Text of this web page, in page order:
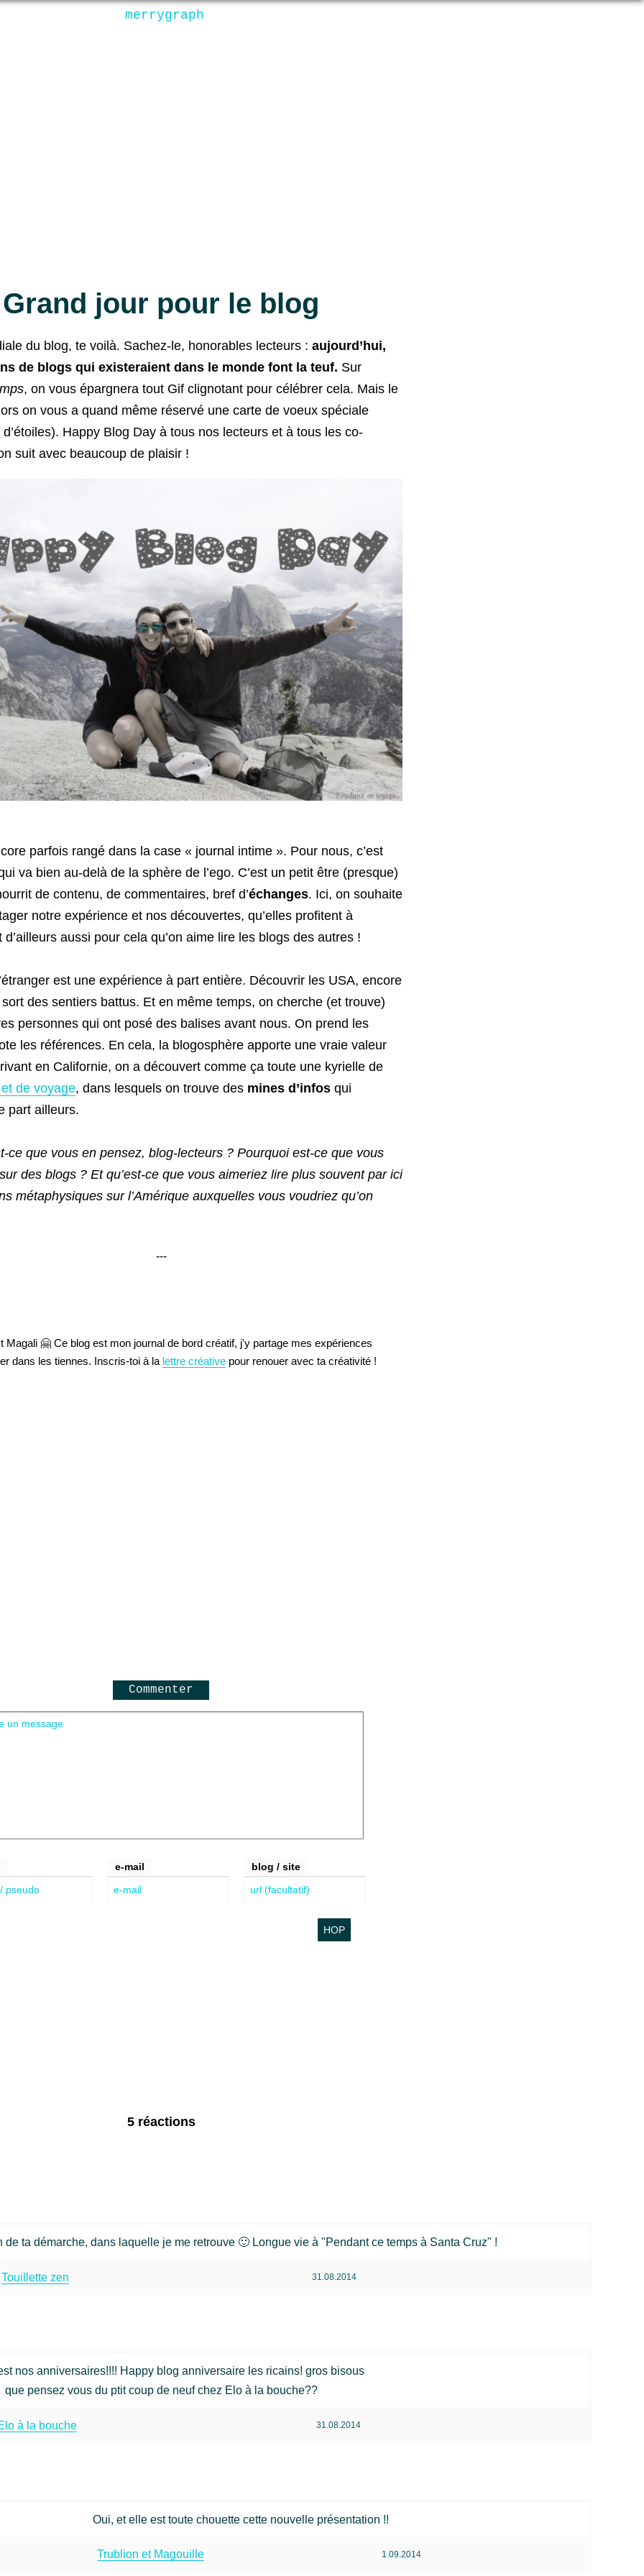
merrygraph
Grand jour pour le blog
du blog, te voilà. Sachez-le, honorables lecteurs : aujourd’hui,
de blogs qui existeraient dans le monde font la teuf. Sur
, on vous épargnera tout Gif clignotant pour célébrer cela. Mais le
on vous a quand même réservé une carte de voeux spéciale
Happy Blog Day à tous nos lecteurs et à tous les co-
suit avec beaucoup de plaisir !
parfois rangé dans la case « journal intime ». Pour nous, c’est
va bien au-delà de la sphère de l’ego. C’est un petit être (presque)
de contenu, de commentaires, bref d’échanges. Ici, on souhaite
notre expérience et nos découvertes, qu’elles profitent à
d’ailleurs aussi pour cela qu’on aime lire les blogs des autres !
est une expérience à part entière. Découvrir les USA, encore
des sentiers battus. Et en même temps, on cherche (et trouve)
personnes qui ont posé des balises avant nous. On prend les
les références. En cela, la blogosphère apporte une vraie valeur
en Californie, on a découvert comme ça toute une kyrielle de
et de voyage, dans lesquels on trouve des mines d’infos qui
part ailleurs.
ce que vous en pensez, blog-lecteurs ? Pourquoi est-ce que vous
des blogs ? Et qu’est-ce que vous aimeriez lire plus souvent par ici
métaphysiques sur l’Amérique auxquelles vous voudriez qu’on
---
Magali 🤗 Ce blog est mon journal de bord créatif, j'y partage mes expériences
dans les tiennes. Inscris-toi à la lettre créativepour renouer avec ta créativité !
Commenter
e-mail blog / site
5 réactions
ta démarche, dans laquelle je me retrouve 🙂 Longue vie à "Pendant ce temps à Santa Cruz" !
Touillette zen 31.08.2014
nos anniversaires!!!! Happy blog anniversaire les ricains! gros bisous
que pensez vous du ptit coup de neuf chez Elo à la bouche??
à la bouche 31.08.2014
Oui, et elle est toute chouette cette nouvelle présentation !!
Trublion et Magouille 1.09.2014